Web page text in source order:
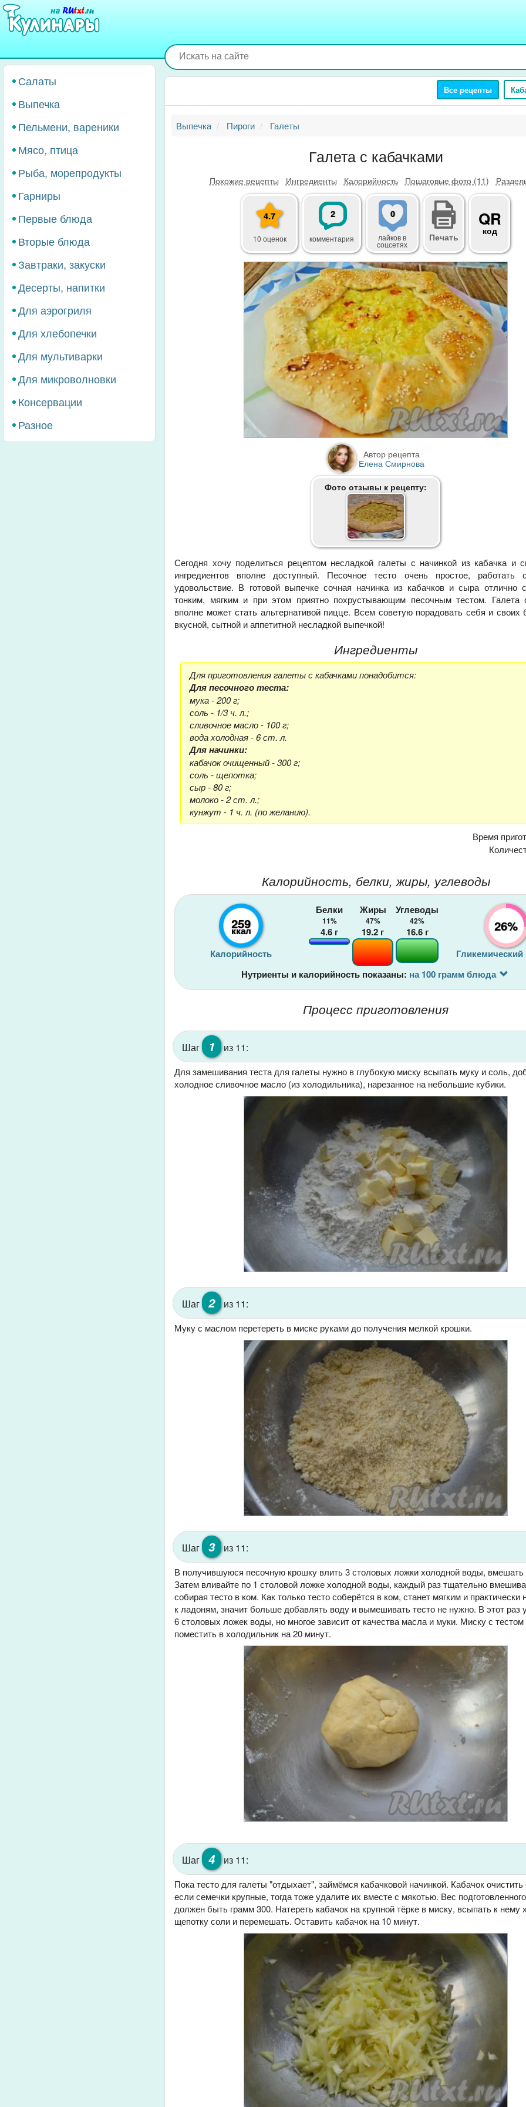
Перейти
основному
Салаты
Выпечка
Пельмени, вареники
Мясо, птица
Рыба, морепродукты
Гарниры
Первые блюда
Вторые блюда
Завтраки, закуски
Десерты, напитки
Для аэрогриля
Для хлебопечки
Для мультиварки
Для микроволновки
Консервации
Разное
Все рецепты
Выпечка Пироги Галеты
Галета с кабачками
Похожие рецепты Ингредиенты Калорийность Пошаговые фото (11)
4.7
10 оценок
2
комментария
0
лайковв
соцсетях
Печать
QR
код
Автор рецепта
Елена Смирнова
Фото отзывы к рецепту:
Сегодня хочу поделиться рецептом несладкой галеты с начинкой из кабачка и
ингредиентов вполне доступный. Песочное тесто очень простое,
удовольствие. В готовой выпечке сочная начинка из кабачков и сыра отлично
тонким, мягким и при этом приятно похрустывающим песочным тестом. Галета
вполне может стать альтернативой пицце. Всем советую порадовать себя и своих
вкусной, сытной и аппетитной несладкой выпечкой!
Ингредиенты
Для приготовления галеты с кабачками понадобится:
Для песочного теста:
мука - 200 г;
соль - 1/3 ч. л.;
сливочное масло - 100 г;
вода холодная - 6 ст. л.
Для начинки:
кабачок очищенный - 300 г;
соль - щепотка;
сыр - 80 г;
молоко - 2 ст. л.;
кунжут - 1 ч. л. (по желанию).
Время
Калорийность, белки, жиры, углеводы
259
ккал
Калорийность
Белки
11%
4.6 г
Жиры
47%
19.2 г
Углеводы
42%
16.6г 26%
Гликемический
Нутриенты и калорийность показаны: на 100 грамм блюда
Процесс приготовления
Шаг 1 из 11:
Для замешивания теста для галеты нужно в глубокую миску всыпать муку и соль,
холодное сливочное масло (из холодильника), нарезанное на небольшие кубики.
Шаг 2 из 11:
Муку с маслом перетереть в миске руками до получения мелкой крошки.
Шаг 3 из 11:
В получившуюся песочную крошку влить 3 столовых ложки холодной воды, вмешать
Затем вливайте по 1 столовой ложке холодной воды, каждый раз тщательно
собирая тесто в ком. Как только тесто соберётся в ком, станет мягким и
к ладоням, значит больше добавлять воду и вымешивать тесто не нужно. В этот раз
6 столовых ложек воды, но многое зависит от качества масла и муки. Миску с
поместить в холодильник на 20 минут.
Шаг 4 из 11:
Пока тесто для галеты "отдыхает", займёмся кабачковой начинкой. Кабачок
если семечки крупные, тогда тоже удалите их вместе с мякотью. Вес
должен быть грамм 300. Натереть кабачок на крупной тёрке в миску, всыпать к
щепотку соли и перемешать. Оставить кабачок на 10 минут.